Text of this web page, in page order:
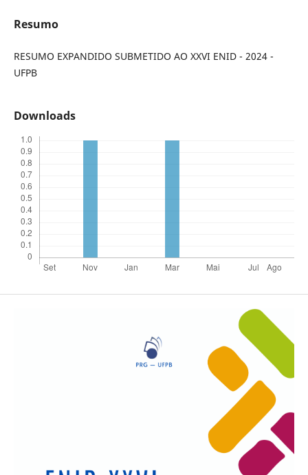
Resumo
RESUMO EXPANDIDO SUBMETIDO AO XXVI ENID - 2024 -
UFPB
Downloads